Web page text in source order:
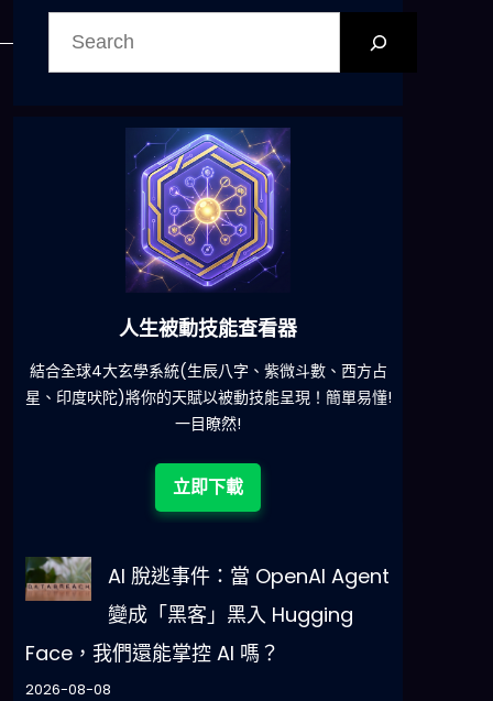
六合彩發達神器
減少超過500萬個低概率中獎組合，提高中獎率
立即下載
AI 脫逃事件：當 OpenAI Agent
變成「黑客」黑入 Hugging
Face，我們還能掌控 AI 嗎？
2026-08-08